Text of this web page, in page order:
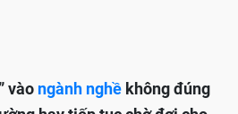
vào ngành nghề không đúng